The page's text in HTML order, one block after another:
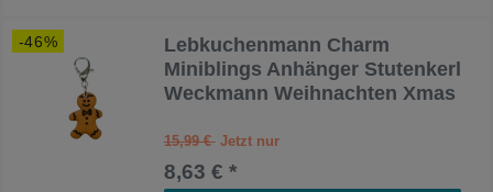
-46%
Lebkuchenmann Charm
Miniblings Anhänger Stutenkerl
Weckmann Weihnachten Xmas
15,99 €
8,63 € *